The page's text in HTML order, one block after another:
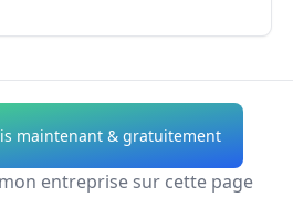
Installation Douche
Italienne Alpes-de-
Haute-Provence
maintenant & gratuitement
entreprise sur cette page